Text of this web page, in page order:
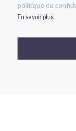
politique de
En savoir plus